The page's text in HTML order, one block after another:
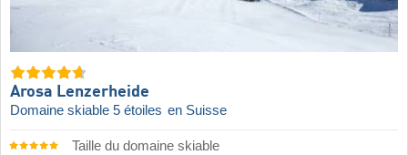
Arosa Lenzerheide
Domaine skiable 5 étoiles en Suisse
Taille du domaine skiable